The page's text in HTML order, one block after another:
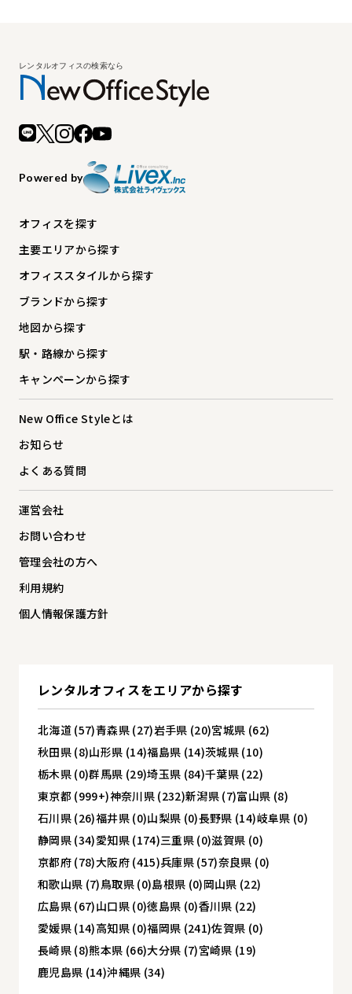
Powered by
オフィスを探す
主要エリアから探す
オフィススタイルから探す
ブランドから探す
地図から探す
駅・路線から探す
キャンペーンから探す
New Office Styleとは
お知らせ
よくある質問
運営会社
お問い合わせ
管理会社の方へ
利用規約
個人情報保護方針
レンタルオフィスをエリアから探す
北海道 (57)青森県 (27)岩手県 (20)宮城県 (62)
秋田県 (8)山形県 (14)福島県 (14)茨城県 (10)
栃木県 (0)群馬県 (29)埼玉県 (84)千葉県 (22)
東京都 (999+)神奈川県 (232)新潟県 (7)富山県 (8)
石川県 (26)福井県 (0)山梨県 (0)長野県 (14)岐阜県 (0)
静岡県 (34)愛知県 (174)三重県 (0)滋賀県 (0)
京都府 (78)大阪府 (415)兵庫県 (57)奈良県 (0)
和歌山県 (7)鳥取県 (0)島根県 (0)岡山県 (22)
広島県 (67)山口県 (0)徳島県 (0)香川県 (22)
愛媛県 (14)高知県 (0)福岡県 (241)佐賀県 (0)
長崎県 (8)熊本県 (66)大分県 (7)宮崎県 (19)
鹿児島県 (14)沖縄県 (34)